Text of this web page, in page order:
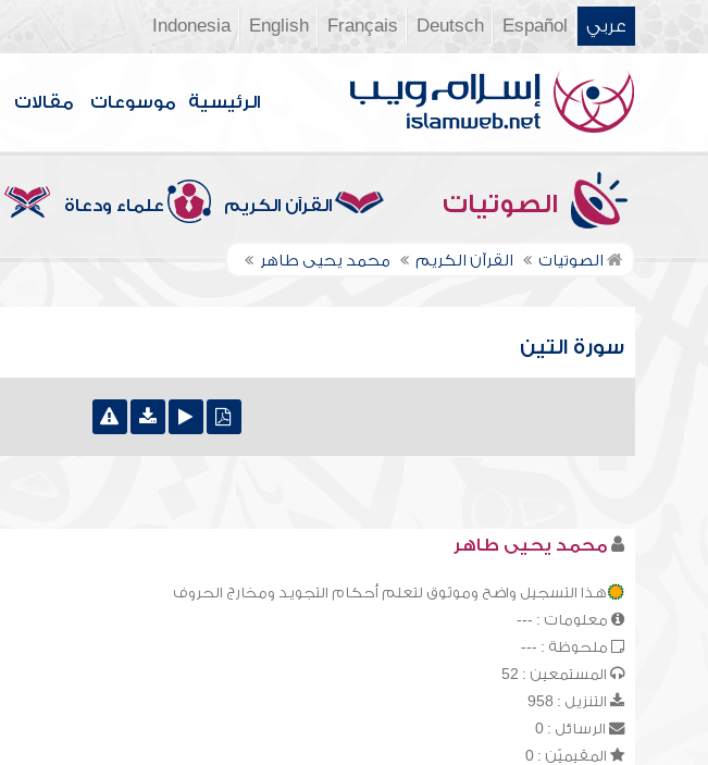
عربي Español
Deutsch
Français
English
Indonesia
الرئيسية موسوعات مقالات
الصوتيات القرآن الكريم علماء ودعاة
الصوتيات القرآن الكريم محمد يحيى طاهر
سورة التين
محمد يحيى طاهر
هذا التسجيل واضح وموثوق لتعلم أحكام التجويد ومخارج الحروف
معلومات : ---
ملحوظة : ---
المستمعين : 52
التنزيل : 958
الرسائل : 0
المقيميّن : 0